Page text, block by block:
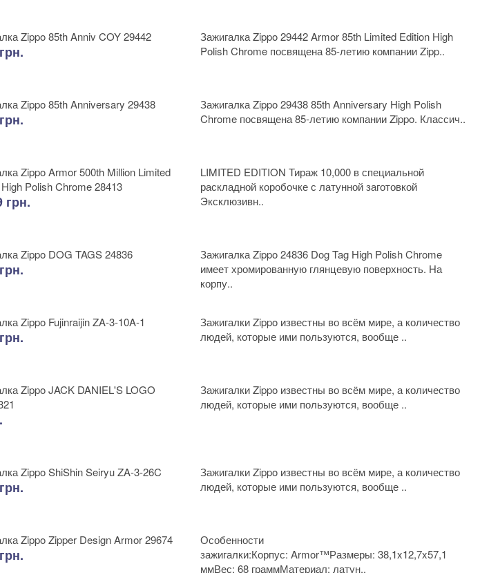
Zippo 85th Anniv COY 29442
Зажигалка Zippo 29442 Armor 85th Limited Edition High
Polish Chrome посвящена 85-летию компании Zipp..
Zippo 85th Anniversary 29438
Зажигалка Zippo 29438 85th Anniversary High Polish
Chrome посвящена 85-летию компании Zippo. Классич..
Zippo Armor 500th Million Limited
Polish Chrome 28413
грн.
LIMITED EDITION Тираж 10,000 в специальной
раскладной коробочке с латунной заготовкой
Эксклюзивн..
Zippo DOG TAGS 24836
Зажигалка Zippo 24836 Dog Tag High Polish Chrome
имеет хромированную глянцевую поверхность. На
корпу..
Zippo Fujinraijin ZA-3-10A-1
Зажигалки Zippo известны во всём мире, а количество
людей, которые ими пользуются, вообще ..
Zippo JACK DANIEL'S LOGO
Зажигалки Zippo известны во всём мире, а количество
людей, которые ими пользуются, вообще ..
Zippo ShiShin Seiryu ZA-3-26C
Зажигалки Zippo известны во всём мире, а количество
людей, которые ими пользуются, вообще ..
Zippo Zipper Design Armor 29674
Особенности
зажигалки:Корпус: Armor™Размеры: 38,1x12,7x57,1
ммВес: 68 граммМатериал: латун..